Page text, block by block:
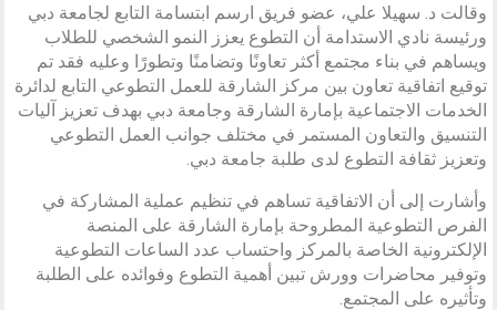
وقالت د. سهيلا علي، عضو فريق ارسم ابتسامة التابع لجامعة دبي
ورئيسة نادي الاستدامة أن التطوع يعزز النمو الشخصي للطلاب
ويساهم في بناء مجتمع أكثر تعاونًا وتضامنًا وتطورًا وعليه فقد تم
توقيع اتفاقية تعاون بين مركز الشارقة للعمل التطوعي التابع لدائرة
الخدمات الاجتماعية بإمارة الشارقة وجامعة دبي بهدف تعزيز آليات
التنسيق والتعاون المستمر في مختلف جوانب العمل التطوعي
وتعزيز ثقافة التطوع لدى طلبة جامعة دبي.
وأشارت إلى أن الاتفاقية تساهم في تنظيم عملية المشاركة في
الفرص التطوعية المطروحة بإمارة الشارقة على المنصة
الإلكترونية الخاصة بالمركز واحتساب عدد الساعات التطوعية
وتوفير محاضرات وورش تبين أهمية التطوع وفوائده على الطلبة
وتأثيره على المجتمع.